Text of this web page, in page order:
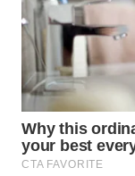
WN
LANGKAT
WN
TAPANULI
SELATAN
WN